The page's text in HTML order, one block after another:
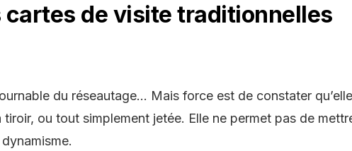
de visite traditionnelles
du réseautage… Mais force est de constater
ou tout simplement jetée. Elle ne permet pas de